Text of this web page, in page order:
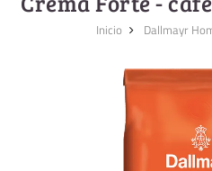
Inicio Dallmayr